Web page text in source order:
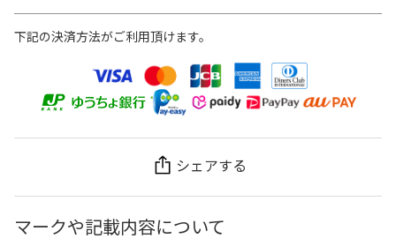
下記の決済方法がご利用頂けます。
シェアする
マークや記載内容について